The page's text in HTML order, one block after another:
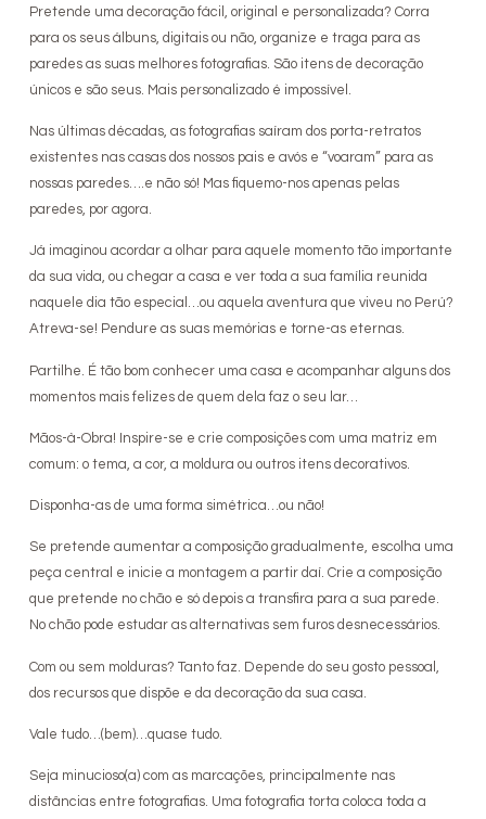
Pretende uma decoração fácil, original e personalizada? Corra
para os seus álbuns, digitais ou não, organize e traga para as
paredes as suas melhores fotografias. São itens de decoração
únicos e são seus. Mais personalizado é impossível.
Nas últimas décadas, as fotografias saíram dos porta-retratos
existentes nas casas dos nossos pais e avós e “voaram” para as
nossas paredes….e não só! Mas fiquemo-nos apenas pelas
paredes, por agora.
Já imaginou acordar a olhar para aquele momento tão importante
da sua vida, ou chegar a casa e ver toda a sua família reunida
naquele dia tão especial…ou aquela aventura que viveu no Perú?
Atreva-se! Pendure as suas memórias e torne-as eternas.
Partilhe. É tão bom conhecer uma casa e acompanhar alguns dos
momentos mais felizes de quem dela faz o seu lar…
Mãos-à-Obra! Inspire-se e crie composições com uma matriz em
comum: o tema, a cor, a moldura ou outros itens decorativos.
Disponha-as de uma forma simétrica…ou não!
Se pretende aumentar a composição gradualmente, escolha uma
peça central e inicie a montagem a partir daí. Crie a composição
que pretende no chão e só depois a transfira para a sua parede.
No chão pode estudar as alternativas sem furos desnecessários.
Com ou sem molduras? Tanto faz. Depende do seu gosto pessoal,
dos recursos que dispõe e da decoração da sua casa.
Vale tudo…(bem)…quase tudo.
Seja minucioso(a) com as marcações, principalmente nas
distâncias entre fotografias. Uma fotografia torta coloca toda a